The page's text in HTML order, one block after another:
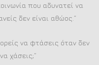
που αδυνατεί να
δεν είναι αθώος.”
να φτάσεις όταν δεν
χάσεις;”